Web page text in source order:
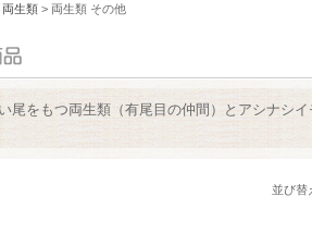
両生類 > 両生類 その他
尾をもつ両生類（有尾目の仲間）とアシナシ
並び替